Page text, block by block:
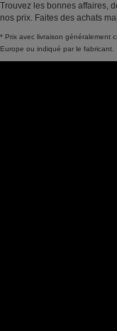
Trouvez les bonnes affaires,
nos prix. Faites des achats
* Prix avec livraison généralement
Europe ou indiqué par le fabricant.